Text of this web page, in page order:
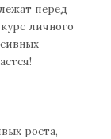
перед
личного
роста,